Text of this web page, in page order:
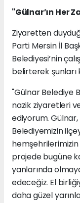
"Gülnar’ın Her
Ziyaretten
Parti Mersin İl
Belediyesi’nin
belirterek şunları
"Gülnar Belediye
nazik ziyaretleri
ediyorum.
Belediyemizin
projede bugüne
yanlarında
edeceğiz. El
daha güzel